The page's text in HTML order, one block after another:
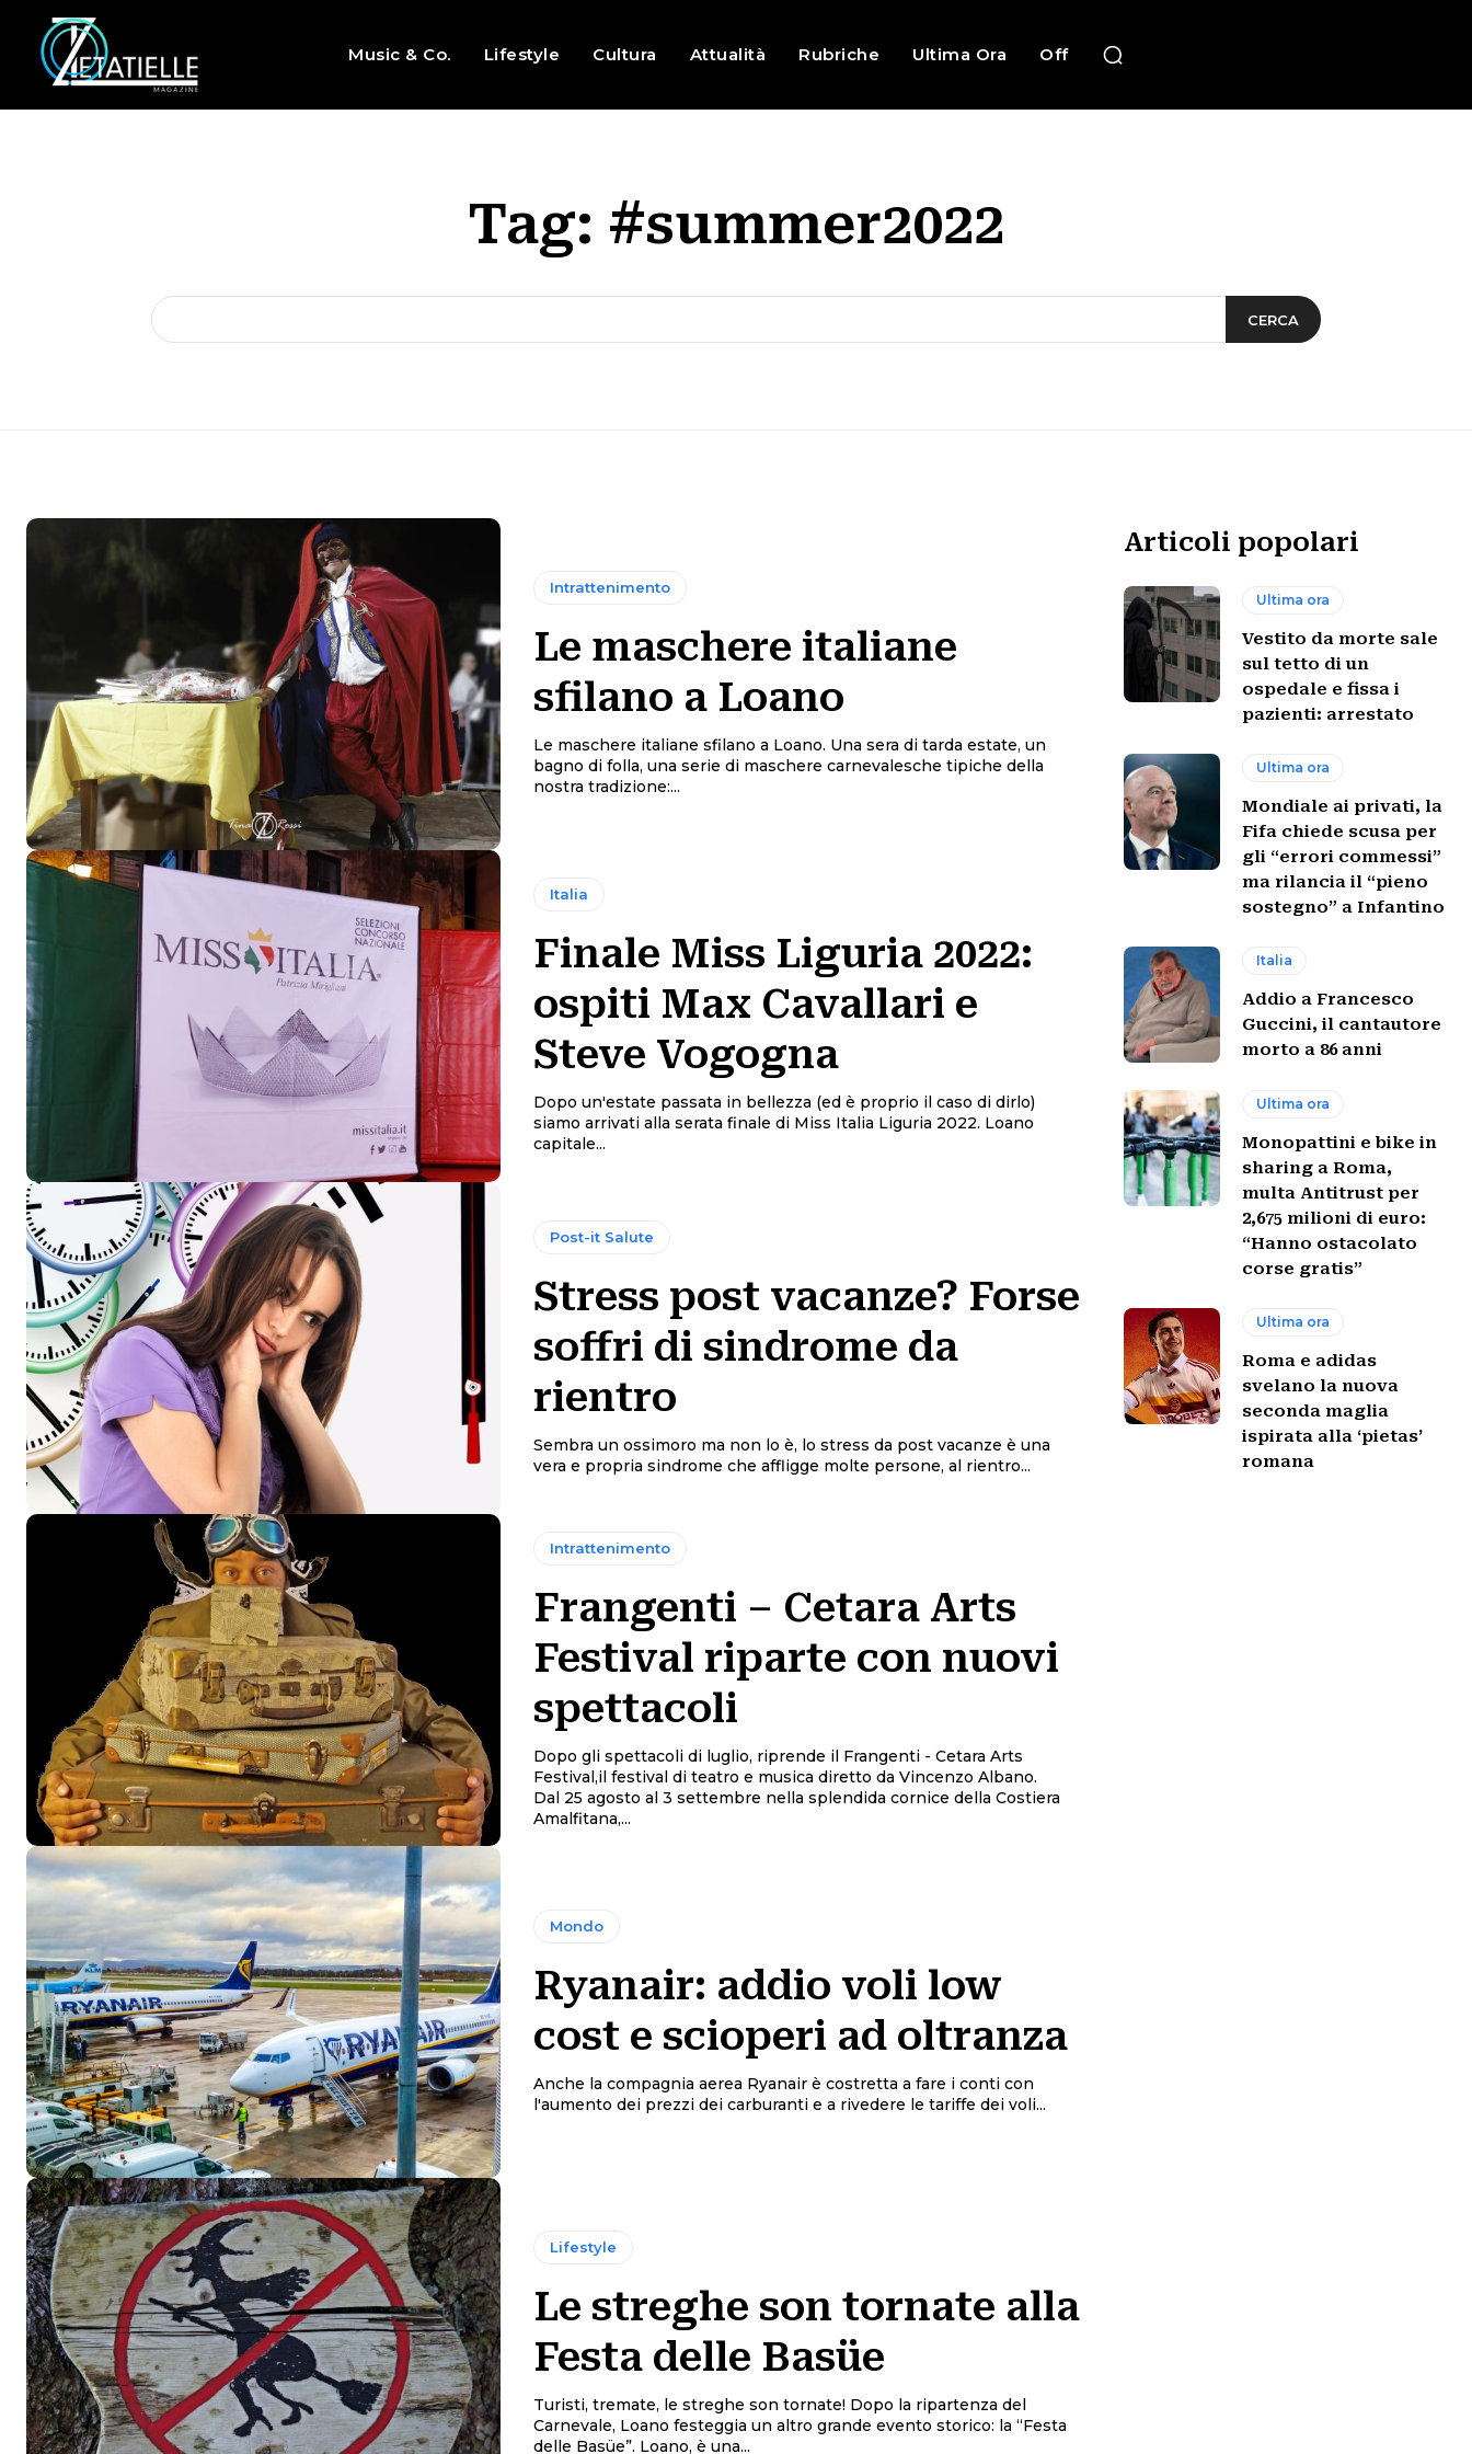
Music & Co. Lifestyle Cultura Attualità Rubriche Ultima Ora Off
Tag: #summer2022
CERCA
Intrattenimento
Le maschere italiane
sfilano a Loano
Le maschere italiane sfilano a Loano. Una sera di tarda estate, un
bagno di folla, una serie di maschere carnevalesche tipiche della
nostra tradizione:...
Italia
Finale Miss Liguria 2022:
ospiti Max Cavallari e
Steve Vogogna
Dopo un'estate passata in bellezza (ed è proprio il caso di dirlo)
siamo arrivati alla serata finale di Miss Italia Liguria 2022. Loano
capitale...
Post-it Salute
Stress post vacanze? Forse
soffri di sindrome da
rientro
Sembra un ossimoro ma non lo è, lo stress da post vacanze è una
vera e propria sindrome che affligge molte persone, al rientro...
Intrattenimento
Frangenti – Cetara Arts
Festival riparte con nuovi
spettacoli
Dopo gli spettacoli di luglio, riprende il Frangenti - Cetara Arts
Festival,il festival di teatro e musica diretto da Vincenzo Albano.
Dal 25 agosto al 3 settembre nella splendida cornice della Costiera
Amalfitana,...
Mondo
Ryanair: addio voli low
cost e scioperi ad oltranza
Anche la compagnia aerea Ryanair è costretta a fare i conti con
l'aumento dei prezzi dei carburanti e a rivedere le tariffe dei voli...
Lifestyle
Le streghe son tornate alla
Festa delle Basüe
Turisti, tremate, le streghe son tornate! Dopo la ripartenza del
Carnevale, Loano festeggia un altro grande evento storico: la “Festa
delle Basüe”. Loano, è una...
Articoli popolari
Ultima ora
Vestito da morte sale
sul tetto di un
ospedale e fissa i
pazienti: arrestato
Ultima ora
Mondiale ai privati, la
Fifa chiede scusa per
gli “errori commessi”
ma rilancia il “pieno
sostegno” a Infantino
Italia
Addio a Francesco
Guccini, il cantautore
morto a 86 anni
Ultima ora
Monopattini e bike in
sharing a Roma,
multa Antitrust per
2,675 milioni di euro:
“Hanno ostacolato
corse gratis”
Ultima ora
Roma e adidas
svelano la nuova
seconda maglia
ispirata alla ‘pietas’
romana